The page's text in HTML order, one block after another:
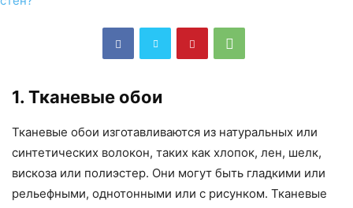
1. Тканевые обои
Тканевые обои изготавливаются из натуральных или
синтетических волокон, таких как хлопок, лен, шелк,
вискоза или полиэстер. Они могут быть гладкими или
рельефными, однотонными или с рисунком. Тканевые